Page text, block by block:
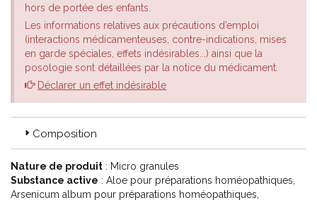
hors de portée des enfants.
Les informations relatives aux précautions d’emploi
(interactions médicamenteuses, contre-indications, mises
en garde spéciales, effets indésirables...) ainsi que la
posologie sont détaillées par la notice du médicament.
Déclarer un effet indésirable
Composition
Nature de produit : Micro granules
Substance active : Aloe pour préparations homéopathiques,
Arsenicum album pour préparations homéopathiques,